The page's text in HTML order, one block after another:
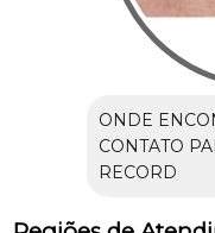
ONDE
CONTATO
RECORD